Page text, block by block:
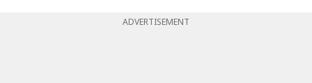
ADVERTISEMENT